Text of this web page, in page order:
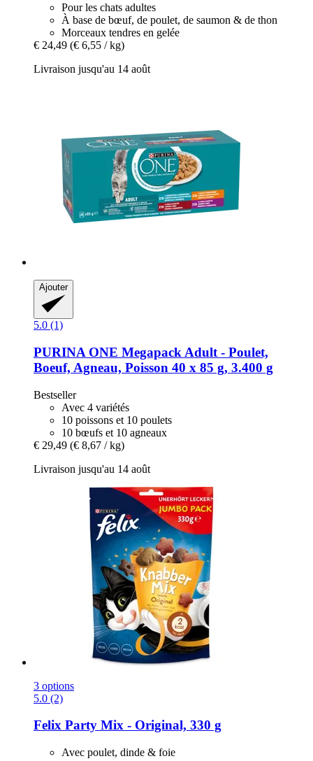
Pour les chats adultes
À base de bœuf, de poulet, de saumon & de thon
Morceaux tendres en gelée
€ 24,49 (€ 6,55 / kg)
Livraison jusqu'au 14 août
Ajouter
5.0 (1)
PURINA ONE Megapack Adult -​ Poulet,
Boeuf, Agneau, Poisson 40 x 85 g, 3.400 g
Bestseller
Avec 4 variétés
10 poissons et 10 poulets
10 bœufs et 10 agneaux
€ 29,49 (€ 8,67 / kg)
Livraison jusqu'au 14 août
3 options
5.0 (2)
Felix Party Mix -​ Original, 330 g
Avec poulet, dinde & foie